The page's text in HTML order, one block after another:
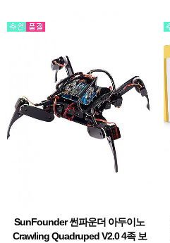
SunFounder 썬파운더 아두이노
Crawling Quadruped V2.0 4족 보